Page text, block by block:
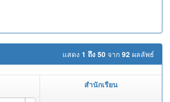
แสดง 1 ถึง 50 จาก 92 ผลลัพธ์
สำนักเรียน